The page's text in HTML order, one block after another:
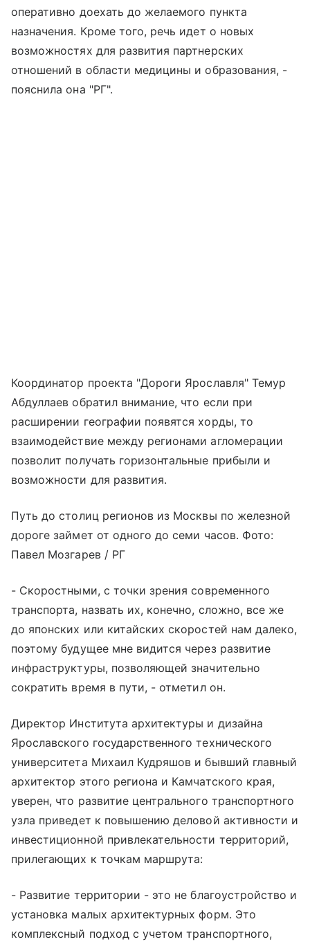
оперативно доехать до желаемого пункта
назначения. Кроме того, речь идет о новых
возможностях для развития партнерских
отношений в области медицины и образования, -
пояснила она "РГ".
Координатор проекта "Дороги Ярославля" Темур
Абдуллаев обратил внимание, что если при
расширении географии появятся хорды, то
взаимодействие между регионами агломерации
позволит получать горизонтальные прибыли и
возможности для развития.
Путь до столиц регионов из Москвы по железной
дороге займет от одного до семи часов. Фото:
Павел Мозгарев / РГ
- Скоростными, с точки зрения современного
транспорта, назвать их, конечно, сложно, все же
до японских или китайских скоростей нам далеко,
поэтому будущее мне видится через развитие
инфраструктуры, позволяющей значительно
сократить время в пути, - отметил он.
Директор Института архитектуры и дизайна
Ярославского государственного технического
университета Михаил Кудряшов и бывший главный
архитектор этого региона и Камчатского края,
уверен, что развитие центрального транспортного
узла приведет к повышению деловой активности и
инвестиционной привлекательности территорий,
прилегающих к точкам маршрута:
- Развитие территории - это не благоустройство и
установка малых архитектурных форм. Это
комплексный подход с учетом транспортного,